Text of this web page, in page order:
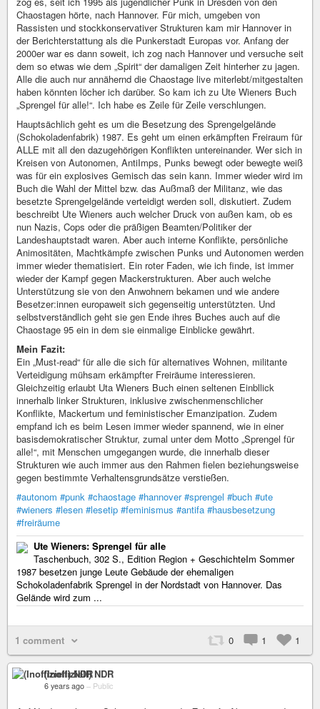
Chaostagen hörte, nach Hannover. Für mich, umgeben von
Rassisten und stockkonservativer Strukturen kam mir Hannover in
der Berichterstattung als die Punkerstadt Europas vor. Anfang der
2000er war es dann soweit, ich zog nach Hannover und versuche seit
dem so etwas wie dem „Spirit“ der damaligen Zeit hinterher zu jagen.
Alle die auch nur annähernd die Chaostage live miterlebt/mitgestalten
haben könnten löcher ich darüber. So kam ich zu Ute Wieners Buch
„Sprengel für alle!“. Ich habe es Zeile für Zeile verschlungen.
Hauptsächlich geht es um die Besetzung des Sprengelgelände
(Schokoladenfabrik) 1987. Es geht um einen erkämpften Freiraum für
ALLE mit all den dazugehörigen Konflikten untereinander. Wer sich in
Kreisen von Autonomen, AntiImps, Punks bewegt oder bewegte weiß
was für ein explosives Gemisch das sein kann. Immer wieder wird im
Buch die Wahl der Mittel bzw. das Außmaß der Militanz, wie das
besetzte Sprengelgelände verteidigt werden soll, diskutiert. Zudem
beschreibt Ute Wieners auch welcher Druck von außen kam, ob es
nun Nazis, Cops oder die präßigen Beamten/Politiker der
Landeshauptstadt waren. Aber auch interne Konflikte, persönliche
Animositäten, Machtkämpfe zwischen Punks und Autonomen werden
immer wieder thematisiert. Ein roter Faden, wie ich finde, ist immer
wieder der Kampf gegen Mackerstrukturen. Aber auch welche
Unterstützung sie von den Anwohnern bekamen und wie andere
Besetzer:innen europaweit sich gegenseitig unterstützten. Und
selbstverständlich geht sie gen Ende ihres Buches auch auf die
Chaostage 95 ein in dem sie einmalige Einblicke gewährt.
Mein Fazit:
Ein „Must-read“ für alle die sich für alternatives Wohnen, militante
Verteidigung mühsam erkämpfter Freiräume interessieren.
Gleichzeitig erlaubt Uta Wieners Buch einen seltenen Einbllick
innerhalb linker Strukturen, inklusive zwischenmenschlicher
Konflikte, Mackertum und feministischer Emanzipation. Zudem
empfand ich es beim Lesen immer wieder spannend, wie in einer
basisdemokratischer Struktur, zumal unter dem Motto „Sprengel für
alle!“, mit Menschen umgegangen wurde, die innerhalb dieser
Strukturen wie auch immer aus den Rahmen fielen beziehungsweise
gegen bestimmte Verhaltensgrundsätze verstießen.
#autonom #punk #chaostage #hannover #sprengel #buch #ute
#wieners #lesen #lesetip #feminismus #antifa #hausbesetzung
#freiräume
Ute Wieners: Sprengel für alle
Taschenbuch, 302 S., Edition Region + GeschichteIm Sommer
1987 besetzen junge Leute Gebäude der ehemaligen
Schokoladenfabrik Sprengel in der Nordstadt von Hannover. Das
Gelände wird zum ...
1 comment 0 1 1
(Inoffiziell) NDR
6 years ago – Public